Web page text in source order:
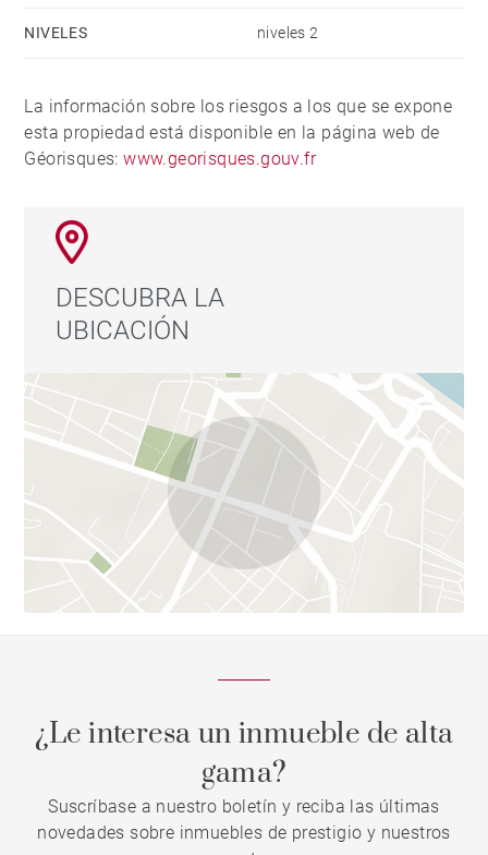
NIVELES niveles 2
La información sobre los riesgos a los que se expone
esta propiedad está disponible en la página web de
Géorisques:www.georisques.gouv.fr
DESCUBRA LA
UBICACIÓN
¿Le interesa un inmueble de alta
gama?
Suscríbase a nuestro boletín y reciba las últimas
novedades sobre inmuebles de prestigio y nuestros